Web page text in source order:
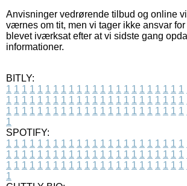
Anvisninger vedrørende tilbud og online
værnes om tit, men vi tager ikke ansvar
blevet iværksat efter at vi sidste gang
informationer.
BITLY:
1 1 1 1 1 1 1 1 1 1 1 1 1 1 1 1 1 1 1 1 1 1 1
1 1 1 1 1 1 1 1 1 1 1 1 1 1 1 1 1 1 1 1 1 1 1
1 1 1 1 1 1 1 1 1 1 1 1 1 1 1 1 1 1 1 1 1 1 1
1
SPOTIFY:
1 1 1 1 1 1 1 1 1 1 1 1 1 1 1 1 1 1 1 1 1 1 1
1 1 1 1 1 1 1 1 1 1 1 1 1 1 1 1 1 1 1 1 1 1 1
1 1 1 1 1 1 1 1 1 1 1 1 1 1 1 1 1 1 1 1 1 1 1
1